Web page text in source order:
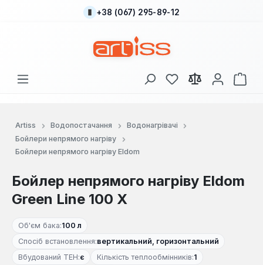
Перейти до основного вмісту
+38 (067) 295-89-12
У вас є 0 у списку
Artiss Водопостачання
Водонагрівачі
Бойлери непрямого нагріву
Бойлери непрямого нагріву Eldom
Бойлер непрямого нагріву Eldom
Green Line 100 X
Об'єм бака:100 л
Спосіб встановлення:вертикальний, горизонтальний
Вбудований ТЕН:є Кількість теплообмінників:1